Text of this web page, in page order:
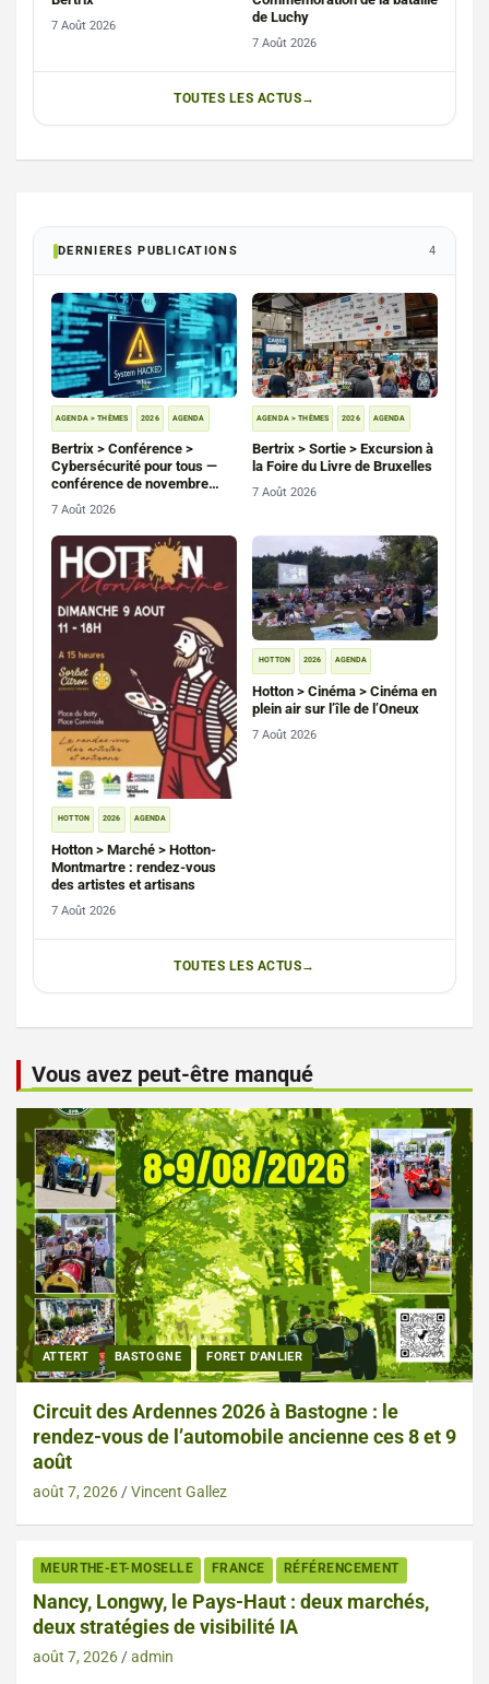
7 Août 2026
de Luchy
7 Août 2026
TOUTES LES ACTUS
DERNIERES PUBLICATIONS 4
AGENDA > THÈMES 2026 AGENDA
Bertrix > Conférence >
Cybersécurité pour tous —
conférence de novembre
2026
7 Août 2026
AGENDA > THÈMES 2026 AGENDA
Bertrix > Sortie > Excursion à
la Foire du Livre de Bruxelles
7 Août 2026
HOTTON 2026 AGENDA
Hotton > Marché > Hotton-
Montmartre : rendez-vous
des artistes et artisans
7 Août 2026
HOTTON 2026 AGENDA
Hotton > Cinéma > Cinéma en
plein air sur l’île de l’Oneux
7 Août 2026
TOUTES LES ACTUS
Vous avez peut-être manqué
ATTERT BASTOGNE FORET D'ANLIER
Circuit des Ardennes 2026 à Bastogne : le
rendez-vous de l’automobile ancienne ces 8 et 9
août
août 7, 2026 Vincent Gallez
MEURTHE-ET-MOSELLE FRANCE RÉFÉRENCEMENT
Nancy, Longwy, le Pays-Haut : deux marchés,
deux stratégies de visibilité IA
août 7, 2026 admin